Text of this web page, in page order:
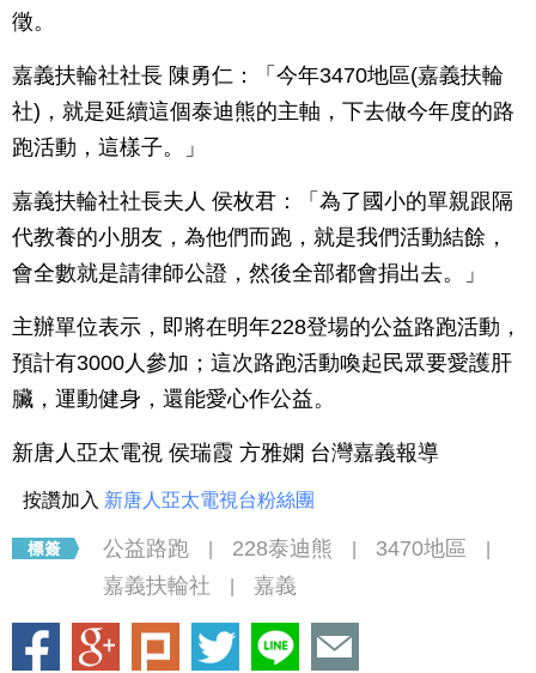
徵。
嘉義扶輪社社長 陳勇仁：「今年3470地區(嘉義扶輪
社)，就是延續這個泰迪熊的主軸，下去做今年度的路
跑活動，這樣子。」
嘉義扶輪社社長夫人 侯枚君：「為了國小的單親跟隔
代教養的小朋友，為他們而跑，就是我們活動結餘，
會全數就是請律師公證，然後全部都會捐出去。」
主辦單位表示，即將在明年228登場的公益路跑活動，
預計有3000人參加；這次路跑活動喚起民眾要愛護肝
臟，運動健身，還能愛心作公益。
新唐人亞太電視 侯瑞霞 方雅嫻 台灣嘉義報導
按讚加入 新唐人亞太電視台粉絲團
公益路跑 228泰迪熊 3470地區
嘉義扶輪社 嘉義